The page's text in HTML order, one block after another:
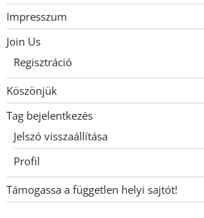
Impresszum
Join Us
Regisztráció
Köszönjük
Tag bejelentkezés
Jelszó visszaállítása
Profil
Támogassa a független helyi sajtót!